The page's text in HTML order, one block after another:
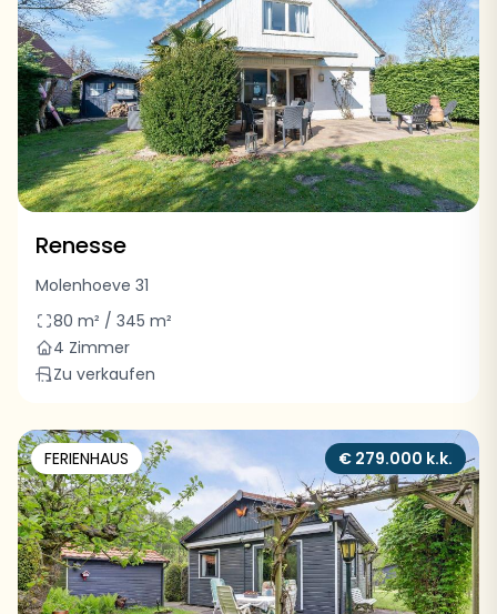
Renesse
Molenhoeve 31
80 m² / 345 m²
4 Zimmer
Zu verkaufen
FERIENHAUS € 279.000 k.k.